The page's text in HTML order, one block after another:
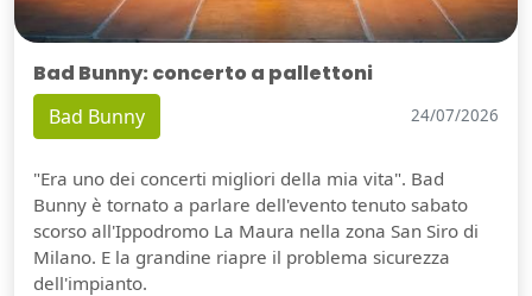
Bad Bunny: concerto a pallettoni
Bad Bunny 24/07/2026
"Era uno dei concerti migliori della mia vita". Bad
Bunny è tornato a parlare dell'evento tenuto sabato
scorso all'Ippodromo La Maura nella zona San Siro di
Milano. E la grandine riapre il problema sicurezza
dell'impianto.